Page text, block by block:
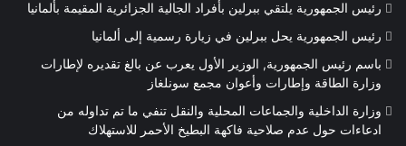
رئيس الجمهورية يلتقي ببرلين بأفراد الجالية الجزائرية المقيمة بألمانيا
رئيس الجمهورية يحل ببرلين في زيارة رسمية إلى ألمانيا
باسم رئيس الجمهورية, الوزير الأول يعرب عن بالغ تقديره لإطارات
وزارة الطاقة وإطارات وأعوان مجمع سونلغاز
وزارة الداخلية والجماعات المحلية والنقل تنفي ما تم تداوله من
ادعاءات حول عدم صلاحية فاكهة البطيخ الأحمر للاستهلاك